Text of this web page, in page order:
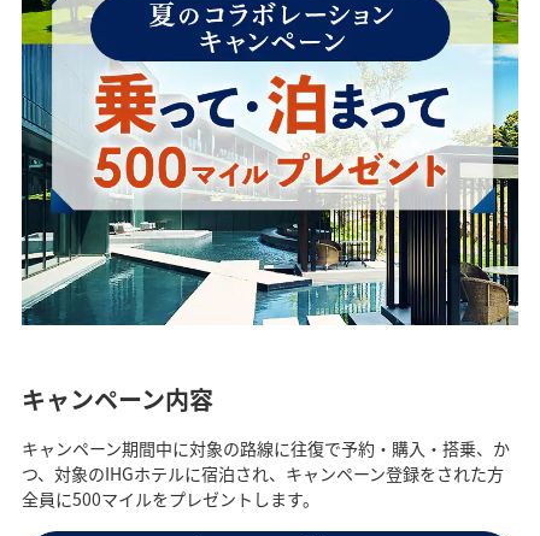
キャンペーン内容
キャンペーン期間中に対象の路線に往復で予約・購入・搭乗、か
つ、対象のIHGホテルに宿泊され、キャンペーン登録をされた方
全員に500マイルをプレゼントします。